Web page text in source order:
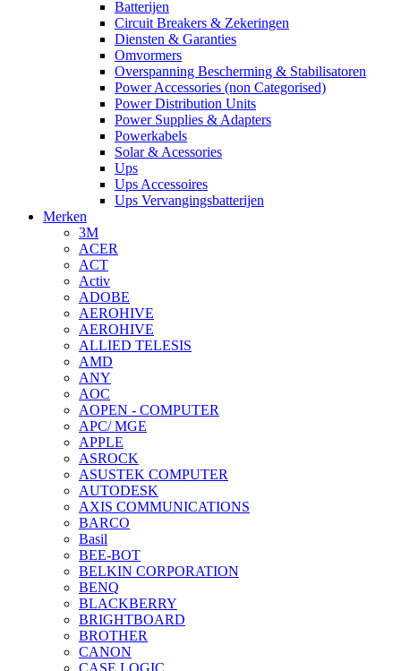
Batterijen
Circuit Breakers & Zekeringen
Diensten & Garanties
Omvormers
Overspanning Bescherming & Stabilisatoren
Power Accessories (non Categorised)
Power Distribution Units
Power Supplies & Adapters
Powerkabels
Solar & Acessories
Ups
Ups Accessoires
Ups Vervangingsbatterijen
Merken
3M
ACER
ACT
Activ
ADOBE
AEROHIVE
AEROHIVE
ALLIED TELESIS
AMD
ANY
AOC
AOPEN - COMPUTER
APC/ MGE
APPLE
ASROCK
ASUSTEK COMPUTER
AUTODESK
AXIS COMMUNICATIONS
BARCO
Basil
BEE-BOT
BELKIN CORPORATION
BENQ
BLACKBERRY
BRIGHTBOARD
BROTHER
CANON
CASE LOGIC